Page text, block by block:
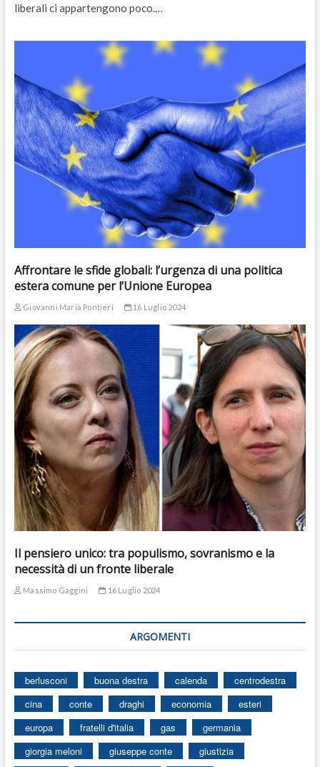
liberali ci appartengono poco.…
Affrontare le sfide globali: l’urgenza di una politica
estera comune per l’Unione Europea
Giovanni Maria Pontieri 16 Luglio 2024
Il pensiero unico: tra populismo, sovranismo e la
necessità di un fronte liberale
Massimo Gaggini 16 Luglio 2024
ARGOMENTI
berlusconi buona destra calenda
centrodestra
cina
conte draghi economia
esteri
europa
fratelli d'italia gas
germania
giorgia meloni
giuseppe conte
giustizia